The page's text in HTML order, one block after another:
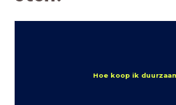
Hoe koop ik